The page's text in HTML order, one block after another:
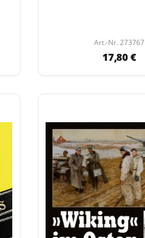
Art.-Nr. 273767
17,80 €